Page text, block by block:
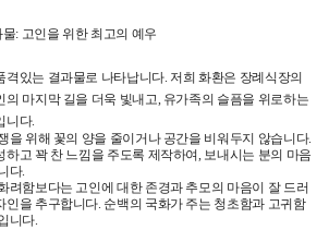
: 고인을 위한 최고의 예우
격있는 결과물로 나타납니다. 저희 화환은 장례식장의
의 마지막 길을 더욱 빛내고, 유가족의 슬픔을 위로하는
니다.
을 위해 꽃의 양을 줄이거나 공간을 비워두지 않습니다.
하고 꽉 찬 느낌을 주도록 제작하여, 보내시는 분의 마음
다.
려함보다는 고인에 대한 존경과 추모의 마음이 잘 드러
인을 추구합니다. 순백의 국화가 주는 청초함과 고귀함
니다.